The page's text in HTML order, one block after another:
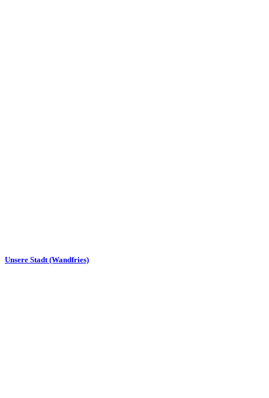
Unsere Stadt (Wandfries)